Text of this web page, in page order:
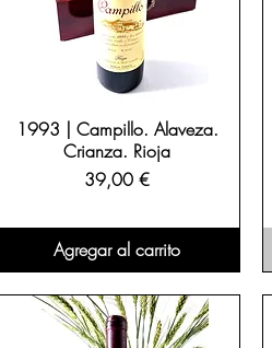
1993 | Campillo. Alaveza.
Crianza. Rioja
Precio
39,00 €
Agregar al carrito